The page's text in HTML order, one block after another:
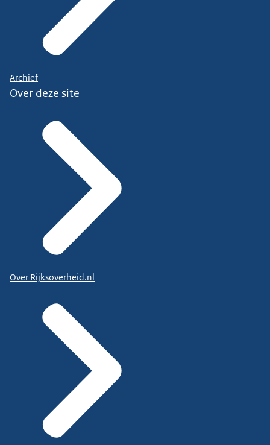
Archief
Over deze site
Over Rijksoverheid.nl